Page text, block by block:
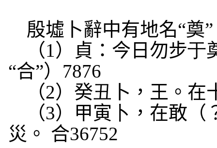
殷墟卜辭中有地名“奠
（1）貞：今日勿步于
“合”） 7876
（2）癸丑 卜，王。在
（3）甲寅 卜 ，在敢（
災。 合36752